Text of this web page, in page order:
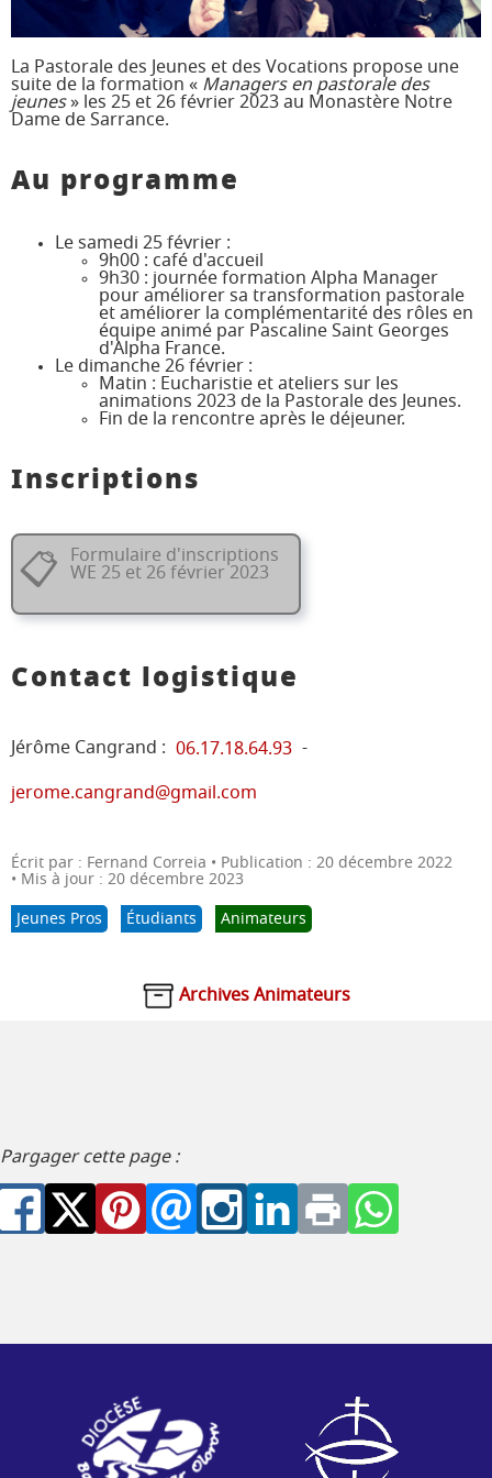
JD 4/3
Pélé Vélo
64
Pélé Notre
Dame
Camp St M.
Garicoïts
Marche
Agur Maria
Pélé
Jeunes
Étudiants
Collégiens
& Lycéens
Pastorales
Animateurs
La Pastorale des Jeunes et des Vocations propose une
suite de la formation « Managers en pastorale des
jeunes» les 25 et 26 février 2023 au Monastère Notre
Dame de Sarrance.
Au programme
Le samedi 25 février :
9h00 : café d'accueil
9h30 : journée formation Alpha Manager
pour améliorer sa transformation pastorale
et améliorer la complémentarité des rôles en
équipe animé par Pascaline Saint Georges
d'Alpha France.
Le dimanche 26 février :
Matin : Eucharistie et ateliers sur les
animations 2023 de la Pastorale des Jeunes.
Fin de la rencontre après le déjeuner.
Inscriptions
📋
Formulaire d'inscriptions
WE 25 et 26 février 2023
Contact logistique
Jérôme Cangrand : 06.17.18.64.93 -
jerome.cangrand@gmail.com
Écrit par : Fernand Correia
Publication : 20 décembre 2022
Mis à jour : 20 décembre 2023
Jeunes Pros Étudiants Animateurs
Archives Animateurs
Pargager cette page :